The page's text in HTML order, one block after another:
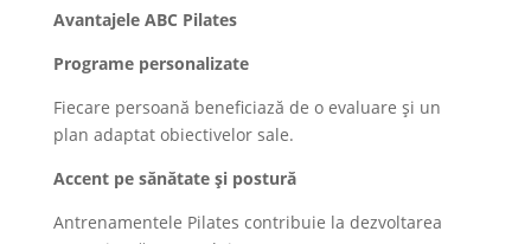
Avantajele ABC Pilates
Programe personalizate
Fiecare persoană beneficiază de o evaluare și un
plan adaptat obiectivelor sale.
Accent pe sănătate și postură
Antrenamentele Pilates contribuie la dezvoltarea